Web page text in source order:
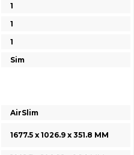
1
1
1
Sim
AirSlim
1677.5 x 1026.9 x 351.8 MM